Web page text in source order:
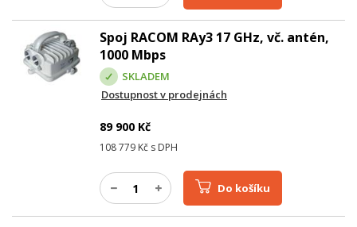
Spoj RACOM RAy3 17 GHz, vč. antén,
1000 Mbps
SKLADEM
Dostupnost v prodejnách
89 900 Kč
108 779 Kč s DPH
Do košíku